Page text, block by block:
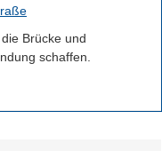
Brücke und
schaffen.